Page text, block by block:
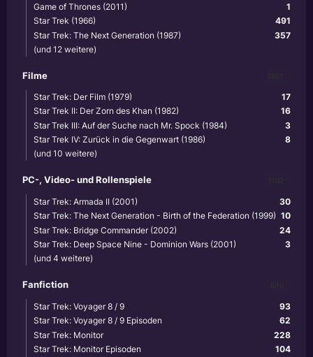
1
Game of Thrones (2011)
491
Star Trek (1966)
357
Star Trek: The Next Generation (1987)
(und 12 weitere)
Filme
17
Star Trek: Der Film (1979)
16
Star Trek II: Der Zorn des Khan (1982)
3
Star Trek III: Auf der Suche nach Mr. Spock (1984)
8
Star Trek IV: Zurück in die Gegenwart (1986)
(und 10 weitere)
PC-, Video- und Rollenspiele
30
Star Trek: Armada II (2001)
10
Star Trek: The Next Generation - Birth of the Federation (1999)
24
Star Trek: Bridge Commander (2002)
3
Star Trek: Deep Space Nine - Dominion Wars (2001)
(und 4 weitere)
Fanfiction
93
Star Trek: Voyager 8 / 9
62
Star Trek: Voyager 8 / 9 Episoden
228
Star Trek: Monitor
104
Star Trek: Monitor Episoden